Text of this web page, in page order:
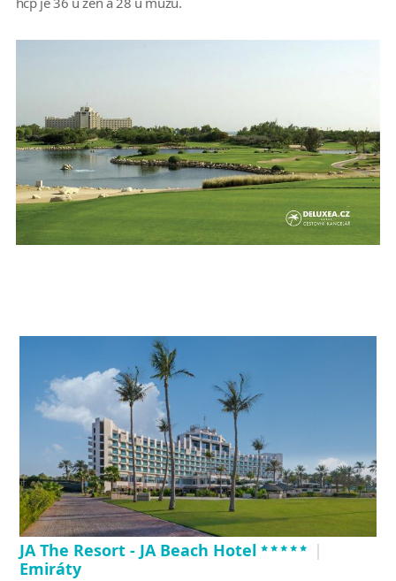
JA The Resort - JA Beach Hotel ***** |
Emiráty